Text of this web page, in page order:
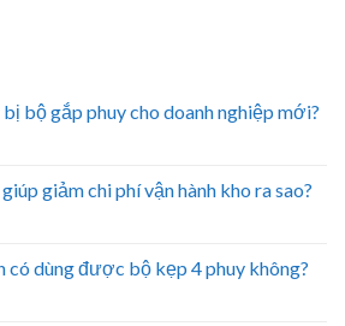
bộ gắp phuy cho doanh nghiệp mới?
giảm chi phí vận hành kho ra sao?
có dùng được bộ kẹp 4 phuy không?